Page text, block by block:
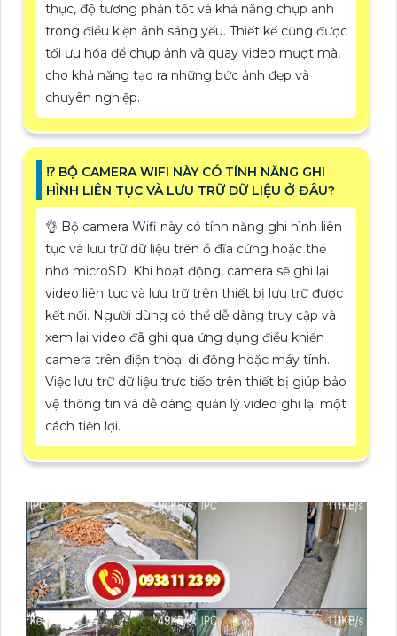
thực, độ tương phản tốt và khả năng chụp ảnh
trong điều kiện ánh sáng yếu. Thiết kế cũng được
tối ưu hóa để chụp ảnh và quay video mượt mà,
cho khả năng tạo ra những bức ảnh đẹp và
chuyên nghiệp.
⁉️ BỘ CAMERA WIFI NÀY CÓ TÍNH NĂNG GHI
HÌNH LIÊN TỤC VÀ LƯU TRỮ DỮ LIỆU Ở ĐÂU?
👌 Bộ camera Wifi này có tính năng ghi hình liên
tục và lưu trữ dữ liệu trên ổ đĩa cứng hoặc thẻ
nhớ microSD. Khi hoạt động, camera sẽ ghi lại
video liên tục và lưu trữ trên thiết bị lưu trữ được
kết nối. Người dùng có thể dễ dàng truy cập và
xem lại video đã ghi qua ứng dụng điều khiển
camera trên điện thoại di động hoặc máy tính.
Việc lưu trữ dữ liệu trực tiếp trên thiết bị giúp bảo
vệ thông tin và dễ dàng quản lý video ghi lại một
cách tiện lợi.